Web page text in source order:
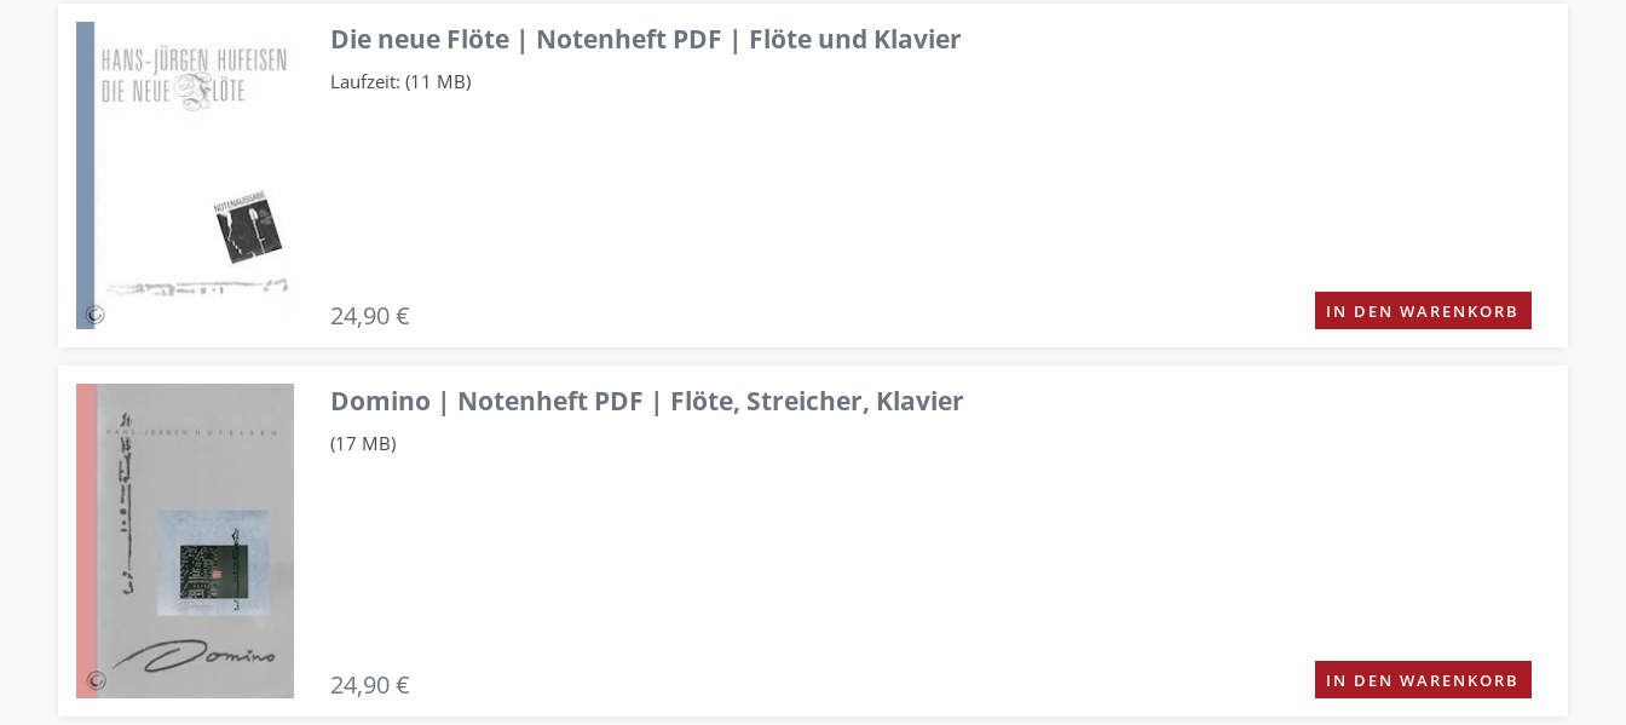
Die neue Flöte | Notenheft PDF | Flöte und Klavier
Laufzeit: (11 MB)
24,90 € IN DEN WARENKORB
Domino | Notenheft PDF | Flöte, Streicher, Klavier
(17 MB)
24,90 € IN DEN WARENKORB